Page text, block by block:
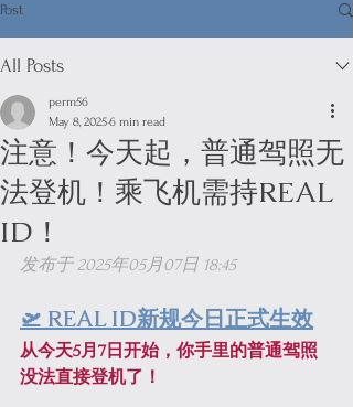
Post
All Posts
注意！今天起，普通驾照无
法登机！乘飞机需持REAL
ID！
perm56
May 8, 20256 min read
发布于 2025年05月07日 18:45
🛫 REAL ID新规今日正式生效
从今天5月7日开始，你手里的普通驾照
没法直接登机了！